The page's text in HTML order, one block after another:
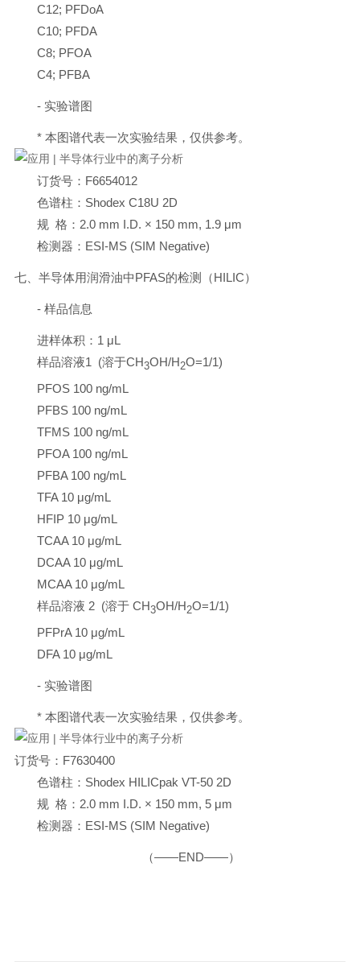
C12; PFDoA
C10; PFDA
C8; PFOA
C4; PFBA
- 实验谱图
* 本图谱代表一次实验结果，仅供参考。
订货号：F6654012
色谱柱：Shodex C18U 2D
规 格：2.0 mm I.D. × 150 mm, 1.9 μm
检测器：ESI-MS (SIM Negative)
七、半导体用润滑油中PFAS的检测（HILIC）
- 样品信息
进样体积：1 μL
样品溶液1 (溶于CH3OH/H2O=1/1)
PFOS 100 ng/mL
PFBS 100 ng/mL
TFMS 100 ng/mL
PFOA 100 ng/mL
PFBA 100 ng/mL
TFA 10 μg/mL
HFIP 10 μg/mL
TCAA 10 μg/mL
DCAA 10 μg/mL
MCAA 10 μg/mL
样品溶液 2 (溶于 CH3OH/H2O=1/1)
PFPrA 10 μg/mL
DFA 10 μg/mL
- 实验谱图
* 本图谱代表一次实验结果，仅供参考。
订货号：F7630400
色谱柱：Shodex HILICpak VT-50 2D
规 格：2.0 mm I.D. × 150 mm, 5 μm
检测器：ESI-MS (SIM Negative)
（——END——）